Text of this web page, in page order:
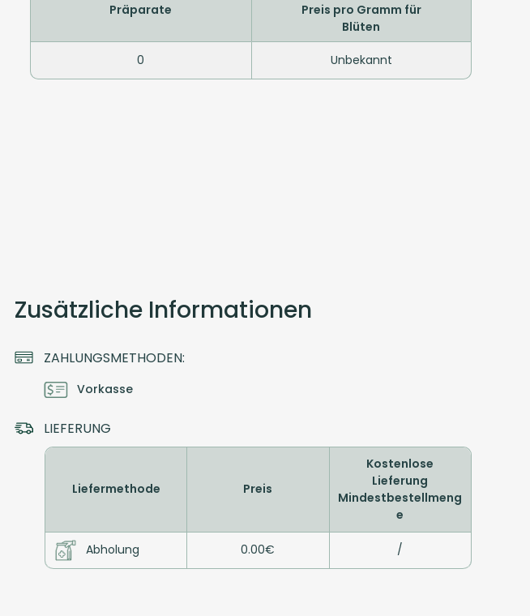
Präparate
0
Preis pro Gramm für
Blüten
Unbekannt
Zusätzliche Informationen
ZAHLUNGSMETHODEN:
Vorkasse
LIEFERUNG
Liefermethode Preis
Kostenlose
Lieferung
Mindestbestellmeng
e
Abholung 0.00€ /